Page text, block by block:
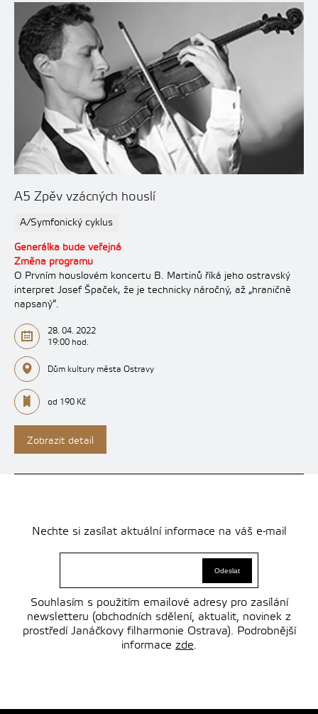
A5 Zpěv vzácných houslí
A/Symfonický cyklus
Generálka bude veřejná
Změna programu
O Prvním houslovém koncertu B. Martinů říká jeho ostravský
interpret Josef Špaček, že je technicky náročný, až „hraničně
napsaný“.
28. 04. 2022
19:00 hod.
Dům kultury města Ostravy
od 190 Kč
Zobrazit detail
Nechte si zasílat aktuální informace na váš e-mail
Souhlasím s použitím emailové adresy pro zasílání
newsletteru (obchodních sdělení, aktualit, novinek z
prostředí Janáčkovy filharmonie Ostrava). Podrobnější
informace zde.